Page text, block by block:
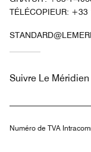
TÉLÉCOPIEUR: +33
Suivre Le
Numéro de TVA